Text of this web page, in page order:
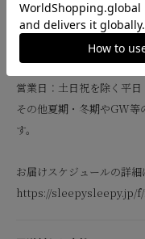
■商品のお届けスケジュー
ご注文受付メールの送信
します。
営業日：土日祝を除く平日
その他夏期・冬期やGW等
す。
お届けスケジュールの詳細
https://sleepysleepy.jp/